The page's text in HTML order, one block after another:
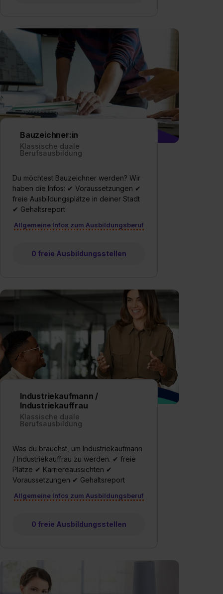
Bauzeichner:in
Klassische duale
Berufsausbildung
Du möchtest Bauzeichner werden? Wir
haben die Infos: ✔ Voraussetzungen ✔
freie Ausbildungsplätze in deiner Stadt
✔ Gehaltsreport
Allgemeine Infos zum Ausbildungsberuf
0 freie Ausbildungsstellen
Industriekaufmann /
Industriekauffrau
Klassische duale
Berufsausbildung
Was du brauchst, um Industriekaufmann
/ Industriekauffrau zu werden. ✔ freie
Plätze ✔ Karriereaussichten ✔
Voraussetzungen ✔ Gehaltsreport
Allgemeine Infos zum Ausbildungsberuf
0 freie Ausbildungsstellen